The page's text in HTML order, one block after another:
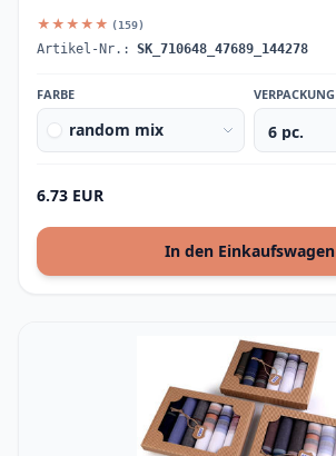
★★★★★ (159)
Artikel-Nr.: SK_710648_47689_144278
FARBE
random mix
VERPACKUNG
6.73 EUR
In den Einkaufswagen